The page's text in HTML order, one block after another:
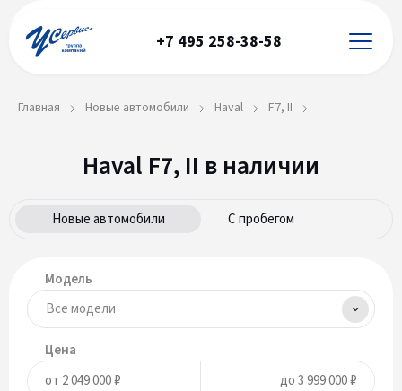
+7 495 258-38-58
Главная Новые автомобили Haval F7, II
Haval F7, II в наличии
Новые автомобили С пробегом
Модель
Цена